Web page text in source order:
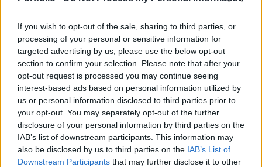
If you wish to opt-out of the sale, sharing to third parties, or
processing of your personal or sensitive information for
targeted advertising by us, please use the below opt-out
section to confirm your selection. Please note that after your
opt-out request is processed you may continue seeing
interest-based ads based on personal information utilized by
us or personal information disclosed to third parties prior to
your opt-out. You may separately opt-out of the further
disclosure of your personal information by third parties on the
IAB’s list of downstream participants. This information may
also be disclosed by us to third parties on the IAB’s List of
Downstream Participants that may further disclose it to other
tömegbe hatott. A merényletben legalább négyen
kétszázat.
2024. december 21. 16:15 Megosztás Többször
figyelmeztették Németországot a magdeburgi támadás
elkövetője miatt Egy, a neve elhallgatását kérő forrás
szerint Berlin figyelmét több alkalommal is felhívták arra,
hogy az 50 éves elkövető esetleg...
KEDVES OLVASÓNK!